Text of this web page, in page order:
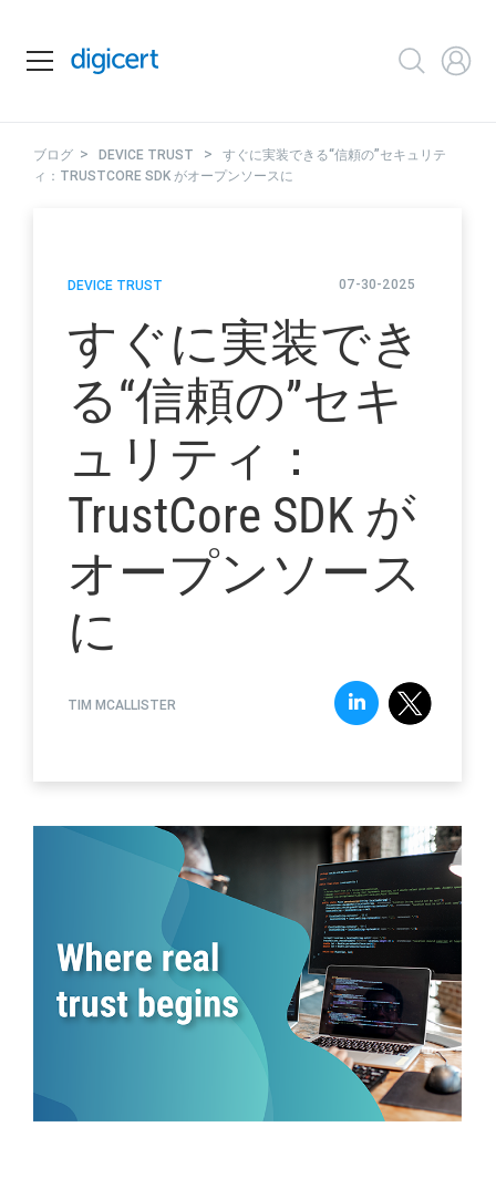
ブログ > DEVICE TRUST > すぐに実装できる“信頼の”セキュリテ
ィ：TRUSTCORE SDK がオープンソースに
DEVICE TRUST 07-30-2025
すぐに実装でき
る“信頼の”セキ
ュリティ：
TrustCore SDK が
オープンソース
に
TIM MCALLISTER